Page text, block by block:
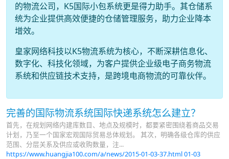
的物流公司，K5国际小包系统更是得力助手。其仓储系
统为企业提供高效便捷的仓储管理服务，助力企业降本
增效。
皇家网络科技以K5物流系统为核心，不断深耕信息化、
数字化、科技化领域，为客户提供企业级电子商务物流
系统和供应链技术支持，是跨境电商物流的可靠伙伴。
完善的国际物流系统国际快递系统怎么建立？
首先，在规划网络内建库数目、地点及规模时，都要紧密围绕着商品交易
计划，乃至一个国家宏观国际贸易总体规划。 其次，明确各级仓库的供应
范围、分层关系及供应或收购数量，注...
https://www.huangjia100.com/a/news/2015-01-03-37.html01-03